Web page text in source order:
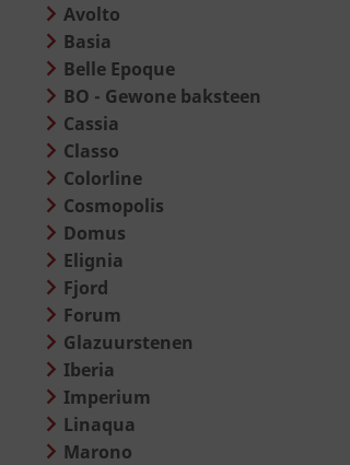
Avolto
Basia
Belle Epoque
BO - Gewone baksteen
Cassia
Classo
Colorline
Cosmopolis
Domus
Elignia
Fjord
Forum
Glazuurstenen
Iberia
Imperium
Linaqua
Marono